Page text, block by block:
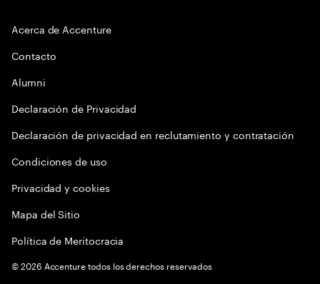
Acerca de Accenture
Contacto
Alumni
Declaración de Privacidad
Declaración de privacidad en reclutamiento y contratación
Condiciones de uso
Privacidad y cookies
Mapa del Sitio
Política de Meritocracia
©2026 Accenture todos los derechos reservados